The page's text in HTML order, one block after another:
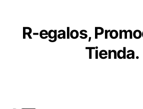
R-egalos,
Tienda.